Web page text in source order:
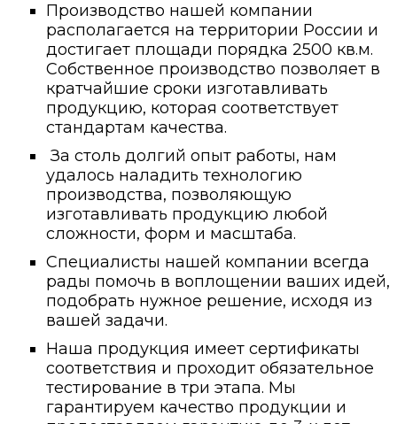
Производство нашей компании
располагается на территории России и
достигает площади порядка 2500 кв.м.
Собственное производство позволяет в
кратчайшие сроки изготавливать
продукцию, которая соответствует
стандартам качества.
За столь долгий опыт работы, нам
удалось наладить технологию
производства, позволяющую
изготавливать продукцию любой
сложности, форм и масштаба.
Специалисты нашей компании всегда
рады помочь в воплощении ваших идей,
подобрать нужное решение, исходя из
вашей задачи.
Наша продукция имеет сертификаты
соответствия и проходит обязательное
тестирование в три этапа. Мы
гарантируем качество продукции и